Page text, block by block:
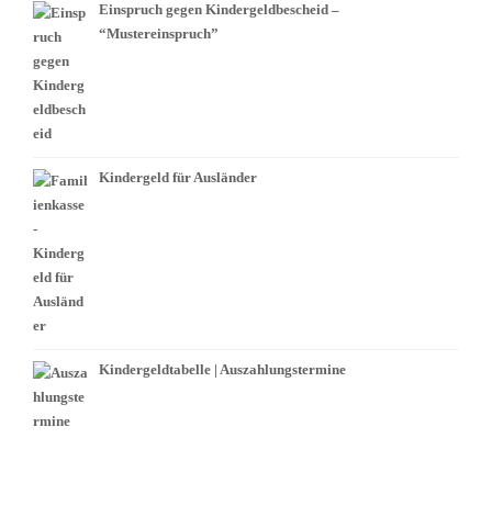
Einspruch gegen Kindergeldbescheid –
“Mustereinspruch”
Kindergeld für Ausländer
Kindergeldtabelle | Auszahlungstermine